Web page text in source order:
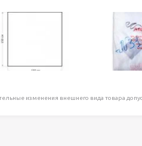
для дома, сада, отдыха
изменения внешнего вида товара